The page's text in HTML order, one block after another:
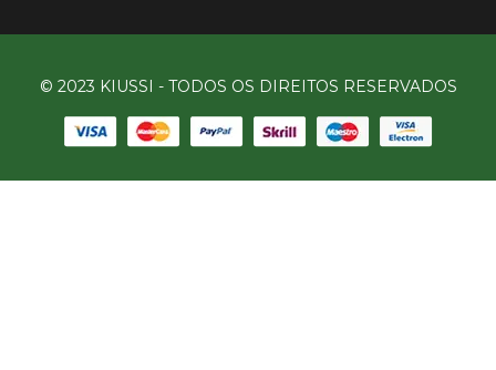
© 2023 KIUSSI - TODOS OS DIREITOS RESERVADOS